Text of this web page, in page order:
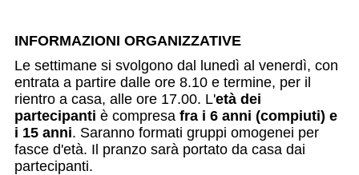
INFORMAZIONI ORGANIZZATIVE
Le settimane si svolgono dal lunedì al venerdì, con
entrata a partire dalle ore 8.10 e termine, per il
rientro a casa, alle ore 17.00. L'età dei
partecipanti è compresa fra i 6 anni (compiuti) e
i 15 anni. Saranno formati gruppi omogenei per
fasce d'età. Il pranzo sarà portato da casa dai
partecipanti.